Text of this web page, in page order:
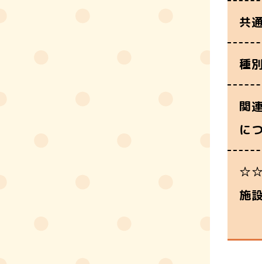
共
種
関
に
☆☆
施